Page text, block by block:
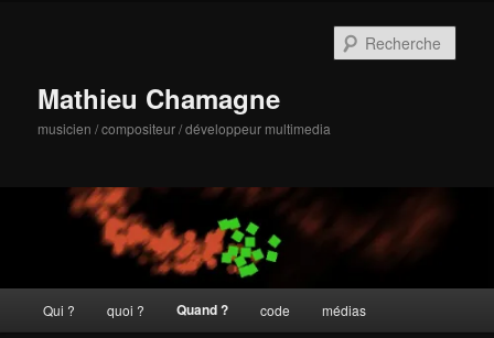
Mathieu Chamagne
musicien / compositeur / développeur multimedia
principal
Qui ? quoi ? Quand ? code médias